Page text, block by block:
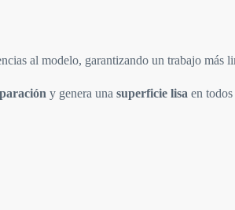
al modelo, garantizando un trabajo más
y genera una superficie lisa en